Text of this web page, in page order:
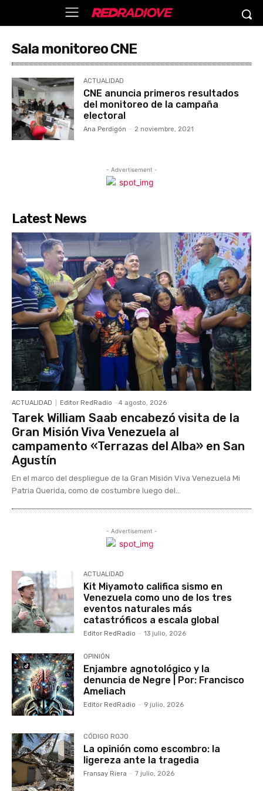
Sala monitoreo CNE
ACTUALIDAD
CNE anuncia primeros resultados
del monitoreo de la campaña
electoral
Ana Perdigón - 2 noviembre, 2021
- Advertisement -
Latest News
ACTUALIDAD Editor RedRadio - 4 agosto, 2026
Tarek William Saab encabezó visita de la
Gran Misión Viva Venezuela al
campamento «Terrazas del Alba» en San
Agustín
En el marco del despliegue de la Gran Misión Viva Venezuela Mi
Patria Querida, como de costumbre luego del...
- Advertisement -
ACTUALIDAD
Kit Miyamoto califica sismo en
Venezuela como uno de los tres
eventos naturales más
catastróficos a escala global
Editor RedRadio - 13 julio, 2026
OPINIÓN
Enjambre agnotológico y la
denuncia de Negre | Por: Francisco
Ameliach
Editor RedRadio - 9 julio, 2026
CÓDIGO ROJO
La opinión como escombro: la
ligereza ante la tragedia
Fransay Riera - 7 julio, 2026